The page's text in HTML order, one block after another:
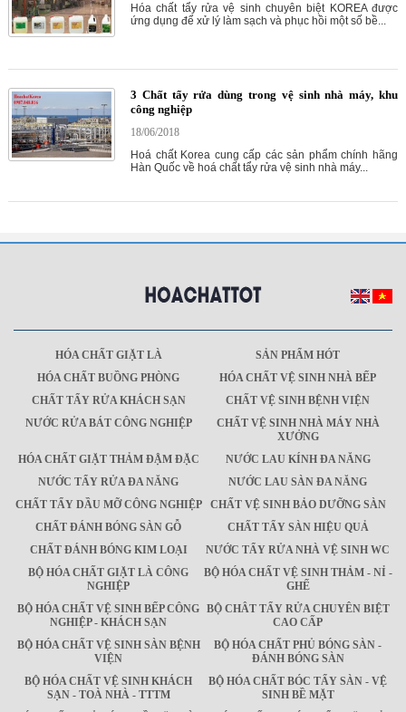
Hóa chất tẩy rửa vệ sinh chuyên biệt KOREA được
ứng dụng để xử lý làm sạch và phục hồi một số bề...
3 Chất tẩy rửa dùng trong vệ sinh nhà máy, khu
công nghiệp
18/06/2018
Hoá chất Korea cung cấp các sản phẩm chính hãng
Hàn Quốc về hoá chất tẩy rửa vệ sinh nhà máy...
HÓA CHẤT GIẶT LÀ
SẢN PHẨM HÓT
HÓA CHẤT BUỒNG PHÒNG
HÓA CHẤT VỆ SINH NHÀ BẾP
CHẤT TẨY RỬA KHÁCH SẠN
CHẤT VỆ SINH BỆNH VIỆN
NƯỚC RỬA BÁT CÔNG NGHIỆP
CHẤT VỆ SINH NHÀ MÁY NHÀ
XƯỞNG
HÓA CHẤT GIẶT THẢM ĐẬM ĐẶC
NƯỚC LAU KÍNH ĐA NĂNG
NƯỚC TẨY RỬA ĐA NĂNG
NƯỚC LAU SÀN ĐA NĂNG
CHẤT TẨY DẦU MỠ CÔNG NGHIỆP
CHẤT VỆ SINH BẢO DƯỠNG SÀN
CHẤT ĐÁNH BÓNG SÀN GỖ
CHẤT TẨY SÀN HIỆU QUẢ
CHẤT ĐÁNH BÓNG KIM LOẠI
NƯỚC TẨY RỬA NHÀ VỆ SINH WC
BỘ HÓA CHẤT GIẶT LÀ CÔNG
NGHIỆP
BỘ HÓA CHẤT VỆ SINH THẢM - NỈ -
GHẾ
BỘ HÓA CHẤT VỆ SINH BẾP CÔNG
NGHIỆP - KHÁCH SẠN
BỘ CHÂT TẨY RỬA CHUYÊN BIỆT
CAO CẤP
BỘ HÓA CHẤT VỆ SINH SÀN BỆNH
VIỆN
BỘ HÓA CHẤT PHỦ BÓNG SÀN -
ĐÁNH BÓNG SÀN
BỘ HÓA CHẤT VỆ SINH KHÁCH
SẠN - TOÀ NHÀ - TTTM
BỘ HÓA CHẤT BÓC TẨY SÀN - VỆ
SINH BỀ MẶT